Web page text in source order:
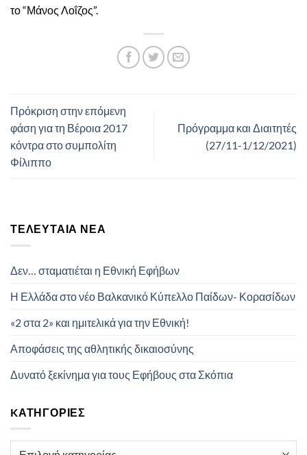
το “Μάνος Λοΐζος”.
Πρόκριση στην επόμενη
φάση για τη Βέροια 2017
κόντρα στο συμπολίτη
Φίλιππο
Πρόγραμμα και Διαιτητές
(27/11-1/12/2021)
ΤΕΛΕΥΤΑΊΑ ΝΈΑ
Δεν… σταματιέται η Εθνική Εφήβων
Η Ελλάδα στο νέο Βαλκανικό Κύπελλο Παίδων- Κορασίδων
«2 στα 2» και ημιτελικά για την Εθνική!
Αποφάσεις της αθλητικής δικαιοσύνης
Δυνατό ξεκίνημα για τους Εφήβους στα Σκόπια
KΑΤΗΓΟΡΊΕΣ
Kατηγορίες